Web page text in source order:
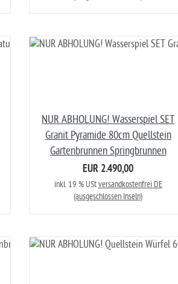
NUR ABHOLUNG! Wasserspiel SET
Granit Pyramide 80cm Quellstein
Gartenbrunnen Springbrunnen
EUR 2.490,00
inkl. 19 % UStversandkostenfrei DE
(ausgeschlossen Inseln)